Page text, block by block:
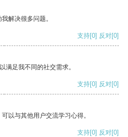
解决很多问题。
支持[0] 反对[0]
满足我不同的社交需求。
支持[0] 反对[0]
以与其他用户交流学习心得。
支持[0] 反对[0]